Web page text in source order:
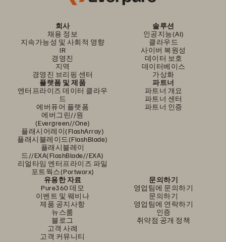
회사
채용 정보
지속가능성 및 사회적 영향
IR
경영진
지역
경영진 브리핑 센터
솔루션
인공지능(AI)
클라우드
사이버 복원성
데이터 보호
데이터베이스
가상화
플랫폼 및 제품
엔터프라이즈 데이터 클라우
드
에버퓨어 플랫폼
에버그린//원
(Evergreen//One)
플래시어레이(FlashArray)
플래시블레이드(FlashBlade)
플래시블레이
드//EXA(FlashBlade//EXA)
리얼타임 엔터프라이즈 파일
포트웍스(Portworx)
파트너
파트너 개요
파트너 센터
파트너 인증
유용한 자료
Pure360 데모
이벤트 및 웨비나
제품 공지사항
뉴스룸
블로그
고객 사례
고객 커뮤니티
문의하기
영업팀에 문의하기
문의하기
영업팀에 연락하기
인증
취약점 공개 정책